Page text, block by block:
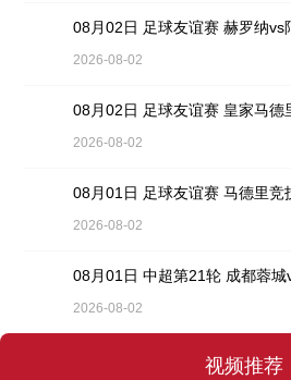
08月02日 足球友谊赛 赫罗纳vs
2026-08-02
2026-08-02
08月01日 足球友谊赛 马德里竞
2026-08-02
08月01日 中超第21轮 成都蓉
2026-08-02
视频推荐